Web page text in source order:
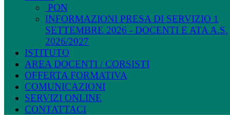
PON
INFORMAZIONI PRESA DI SERVIZIO 1
SETTEMBRE 2026 - DOCENTI E ATA A.S.
2026/2027
ISTITUTO
AREA DOCENTI / CORSISTI
OFFERTA FORMATIVA
COMUNICAZIONI
SERVIZI ONLINE
CONTATTACI